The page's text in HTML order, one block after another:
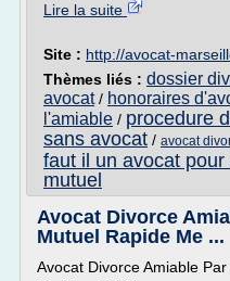
Lire la suite
Site : http://avocat-
Thèmes liés : dossier
avocat/ honoraires
l'amiable / procedure
sans avocat / avocat
faut il un avocat
mutuel
Avocat Divorce
Mutuel Rapide Me ...
Avocat Divorce Amiable